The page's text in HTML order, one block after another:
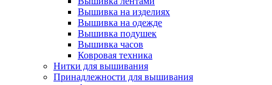
Вышивка на изделиях
Вышивка на одежде
Вышивка подушек
Вышивка часов
Ковровая техника
Нитки для вышивания
Принадлежности для вышивания